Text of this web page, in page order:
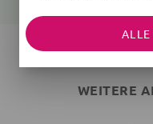
WEITERE